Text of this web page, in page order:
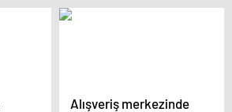
Alışveriş merkezinde